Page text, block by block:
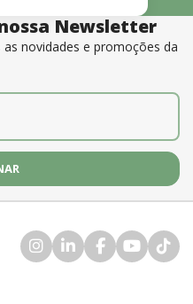
Newsletter
novidades e promoções da